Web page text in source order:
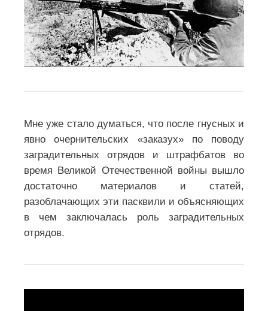
Мне уже стало думаться, что после гнусных и
явно очернительских «заказух» по поводу
заградительных отрядов и штрафбатов во
время Великой Отечественной войны вышло
достаточно материалов и статей,
разоблачающих эти пасквили и объясняющих
в чем заключалась роль заградительных
отрядов.